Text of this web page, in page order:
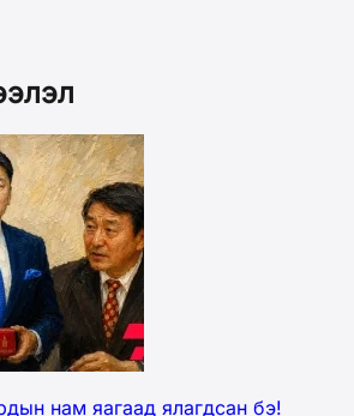
нам яагаад ялагдсан бэ!